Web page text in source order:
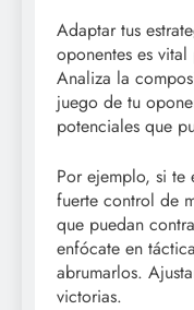
Adaptar tus
oponentes es
Analiza la
juego de tu
potenciales que
Por ejemplo, si te
fuerte control de
que puedan
enfócate en
abrumarlos.
victorias.